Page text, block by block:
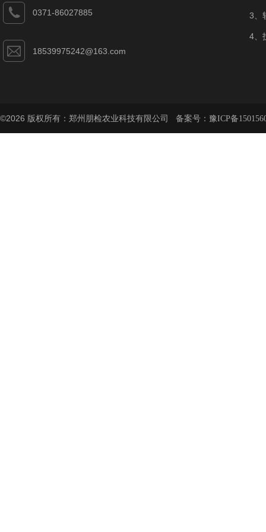
0371-86027885
18539975242@163.com
3、
4、
©2026 版权所有：郑州朋检农业科技有限公司 备案号： 豫ICP备